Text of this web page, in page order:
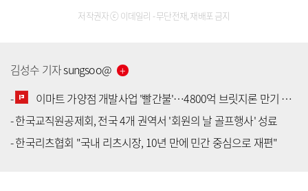
저작권자 ⓒ 이데일리 - 무단전재, 재배포 금지
김성수 기자sungsoo@
-
이마트 가양점 개발사업 '빨간불'…4800억 브릿지론 만기 코앞
-한국교직원공제회, 전국 4개 권역서 '회원의 날 골프행사' 성료
-한국리츠협회 "국내 리츠시장, 10년 만에 민간 중심으로 재편"
[공지] 유료서비스 가입 안내